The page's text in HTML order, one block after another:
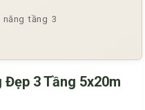
tầng 3
Đẹp 3 Tầng 5x20m